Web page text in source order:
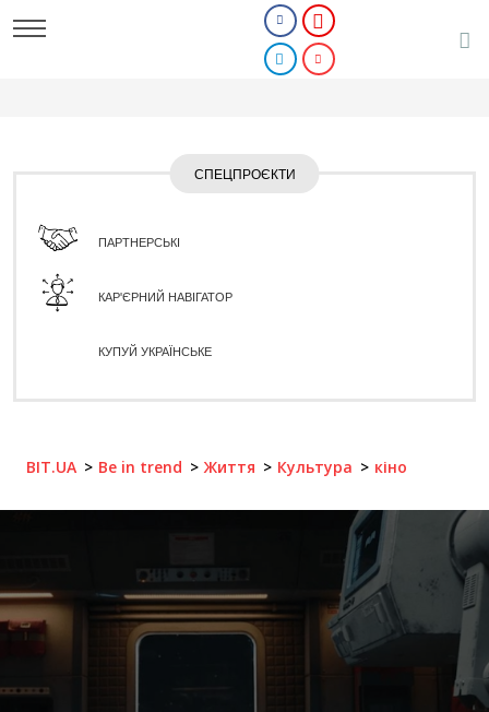
СПЕЦПРОЄКТИ
ПАРТНЕРСЬКІ
КАР'ЄРНИЙ НАВІГАТОР
КУПУЙ УКРАЇНСЬКЕ
BIT.UA Be in trend Життя Культура кіно